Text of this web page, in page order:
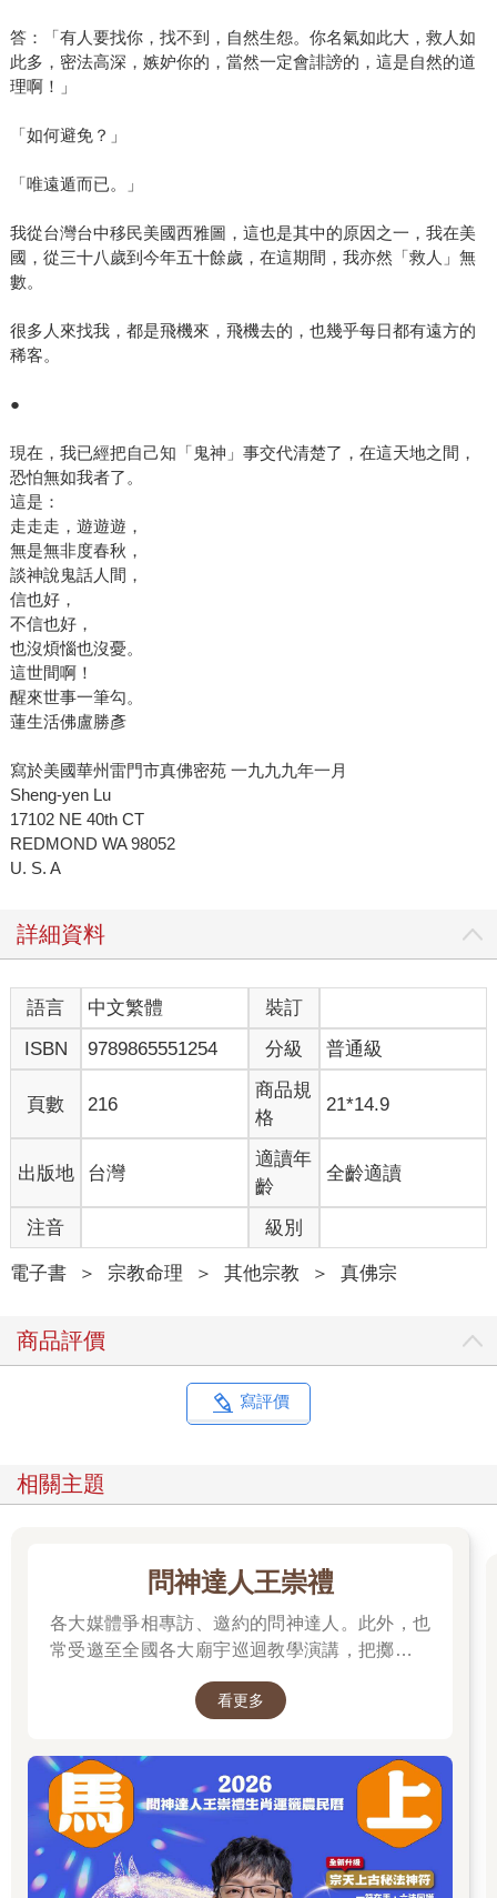
答：「有人要找你，找不到，自然生怨。你名氣如此大，救人如
此多，密法高深，嫉妒你的，當然一定會誹謗的，這是自然的道
理啊！」
「如何避免？」
「唯遠遁而已。」
我從台灣台中移民美國西雅圖，這也是其中的原因之一，我在美
國，從三十八歲到今年五十餘歲，在這期間，我亦然「救人」無
數。
很多人來找我，都是飛機來，飛機去的，也幾乎每日都有遠方的
稀客。
●
現在，我已經把自己知「鬼神」事交代清楚了，在這天地之間，
恐怕無如我者了。
這是：
走走走，遊遊遊，
無是無非度春秋，
談神說鬼話人間，
信也好，
不信也好，
也沒煩惱也沒憂。
這世間啊！
醒來世事一筆勾。
蓮生活佛盧勝彥
寫於美國華州雷門市真佛密苑 一九九九年一月
Sheng-yen Lu
17102 NE 40th CT
REDMOND WA 98052
U. S. A
詳細資料
語言 中文繁體
裝訂
ISBN
9789865551254 分級 普通級
頁數 216
商品規
格
21*14.9
出版地 台灣
適讀年
齡
全齡適讀
注音 級別
電子書 ＞ 宗教命理 ＞ 其他宗教 ＞ 真佛宗
商品評價
寫評價
相關主題
問神達人王崇禮
各大媒體爭相專訪、邀約的問神達人。此外，也
常受邀至全國各大廟宇巡迴教學演講，把擲筊、
看更多